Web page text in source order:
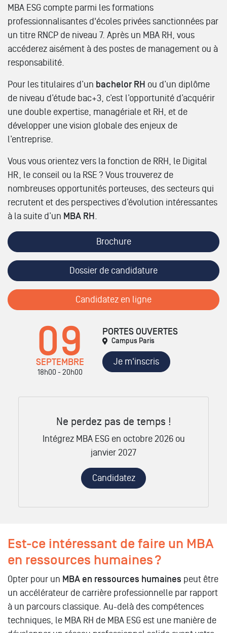
MBA ESG compte parmi les formations
professionnalisantes d'écoles privées sanctionnées par
un titre RNCP de niveau 7. Après un MBA RH, vous
accéderez aisément à des postes de management ou à
responsabilité.
Pour les titulaires d’un bachelor RH ou d’un diplôme
de niveau d’étude bac+3, c’est l’opportunité d’acquérir
une double expertise, managériale et RH, et de
développer une vision globale des enjeux de
l’entreprise.
Vous vous orientez vers la fonction de RRH, le Digital
HR, le conseil ou la RSE ? Vous trouverez de
nombreuses opportunités porteuses, des secteurs qui
recrutent et des perspectives d’évolution intéressantes
à la suite d’un MBA RH.
Brochure
Dossier de candidature
Candidatez en ligne
09
SEPTEMBRE
18h00 - 20h00
PORTES OUVERTES
Campus Paris
Je m'inscris
Ne perdez pas de temps !
Intégrez MBA ESG en octobre 2026 ou
janvier 2027
Candidatez
Est-ce intéressant de faire un MBA
en ressources humaines ?
Opter pour un MBA en ressources humaines peut être
un accélérateur de carrière professionnelle par rapport
à un parcours classique. Au-delà des compétences
techniques, le MBA RH de MBA ESG est une manière de